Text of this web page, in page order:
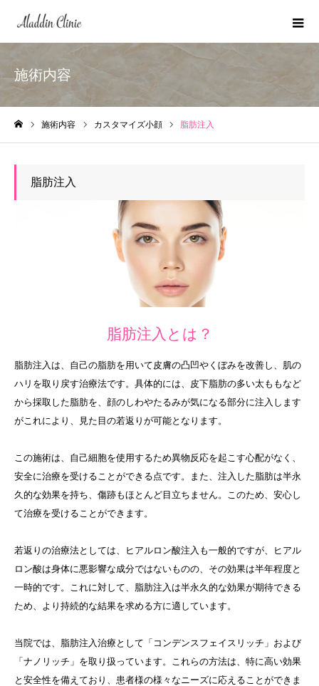
施術内容
施術内容 カスタマイズ小顔 脂肪注入
脂肪注入
脂肪注入とは？
脂肪注入は、自己の脂肪を用いて皮膚の凸凹やくぼみを改善し、肌の
ハリを取り戻す治療法です。具体的には、皮下脂肪の多い太ももなど
から採取した脂肪を、顔のしわやたるみが気になる部分に注入します
がこれにより、見た目の若返りが可能となります。
この施術は、自己細胞を使用するため異物反応を起こす心配がなく、
安全に治療を受けることができる点です。また、注入した脂肪は半永
久的な効果を持ち、傷跡もほとんど目立ちません。このため、安心し
て治療を受けることができます。
若返りの治療法としては、ヒアルロン酸注入も一般的ですが、ヒアル
ロン酸は身体に悪影響な成分ではないものの、その効果は半年程度と
一時的です。これに対して、脂肪注入は半永久的な効果が期待できる
ため、より持続的な結果を求める方に適しています。
当院では、脂肪注入治療として「コンデンスフェイスリッチ」および
「ナノリッチ」を取り扱っています。これらの方法は、特に高い効果
と安全性を備えており、患者様の様々なニーズに応えることができま